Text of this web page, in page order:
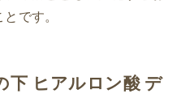
です。
下 ヒアルロン酸 デ